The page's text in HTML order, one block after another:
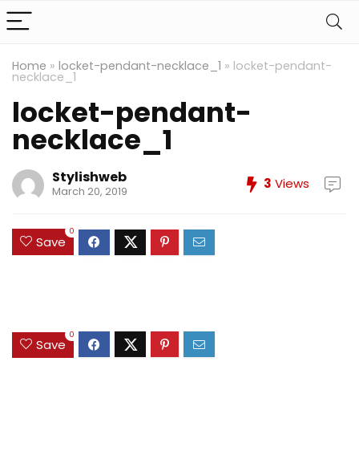
Home » locket-pendant-necklace_1 » locket-pendant-
necklace_1
locket-pendant-
necklace_1
Stylishweb
March 20, 2019 3 Views
Save
0
Save
0